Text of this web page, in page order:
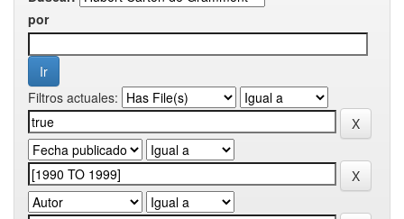
por
Filtros actuales: